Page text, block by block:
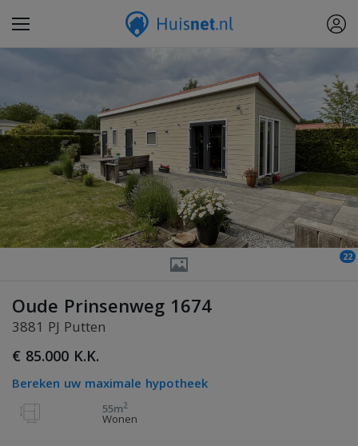
22
Oude Prinsenweg 1674
3881 PJ Putten
€ 85.000 K.K.
Bereken uw maximale hypotheek
55m2
Wonen